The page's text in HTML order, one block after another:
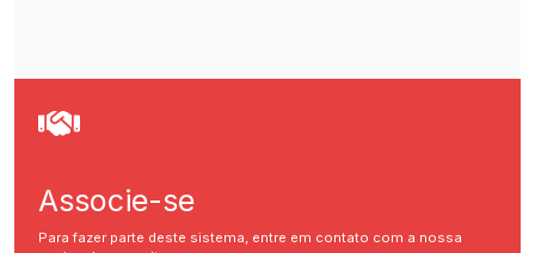
Associe-se
Para fazer parte deste sistema, entre em contato com a nossa